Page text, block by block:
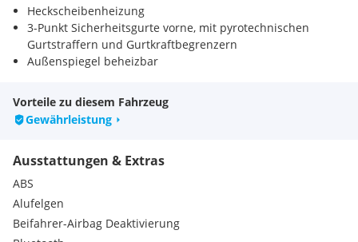
Heckscheibenheizung
3-Punkt Sicherheitsgurte vorne, mit pyrotechnischen
Gurtstraffern und Gurtkraftbegrenzern
Außenspiegel beheizbar
Wartungsanzeige
Handschuhfach, beleuchtet
Handschuhfach gekühlt
Türgriffe außen verchromt
12-Volt Steckdose vorne
Kopfstützen hinten für alle 3 Sitzplätze, versenkbar
3-Punkt Sicherheitsgurte hinten (3), mit
Gurtkraftbegrenzern auf den Außenplätzen
Vorteile zu diesem Fahrzeug
Gewährleistung
Ausstattungen & Extras
ABS
Alufelgen
Beifahrer-Airbag Deaktivierung